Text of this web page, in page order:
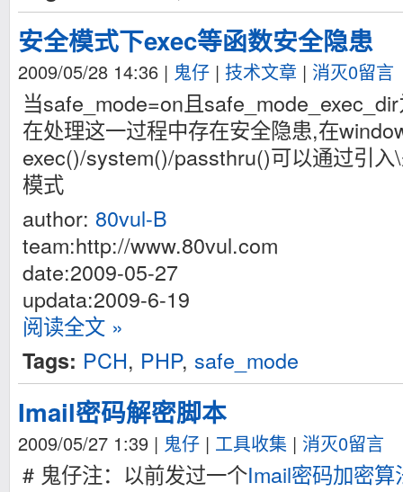
安全模式下exec等函数安全隐患
2009/05/28 14:36 | 鬼仔 | 技术文章 | 消灭0留言
当safe_mode=on且
在处理这一过程中存在安全隐患,在
exec()/system()/passthru()可以通过引
模式
author: 80vul-B
team:http://www.80vul.com
date:2009-05-27
updata:2009-6-19
阅读全文 »
Tags: PCH, PHP, safe_mode
Imail密码解密脚本
2009/05/27 1:39 | 鬼仔 | 工具收集 | 消灭0留言
# 鬼仔注：以前发过一个Imail密码加密